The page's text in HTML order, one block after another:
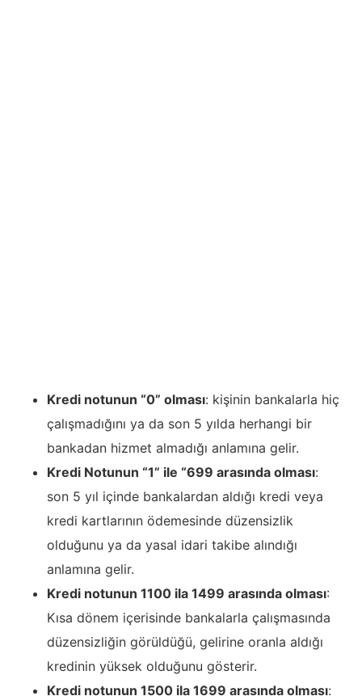
Kredi notunun “0” olması: kişinin bankalarla hiç
çalışmadığını ya da son 5 yılda herhangi bir
bankadan hizmet almadığı anlamına gelir.
Kredi Notunun “1” ile “699 arasında olması:
son 5 yıl içinde bankalardan aldığı kredi veya
kredi kartlarının ödemesinde düzensizlik
olduğunu ya da yasal idari takibe alındığı
anlamına gelir.
Kredi notunun 1100 ila 1499 arasında olması:
Kısa dönem içerisinde bankalarla çalışmasında
düzensizliğin görüldüğü, gelirine oranla aldığı
kredinin yüksek olduğunu gösterir.
Kredi notunun 1500 ila 1699 arasında olması: